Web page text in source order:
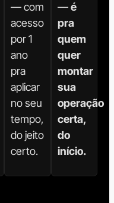
— com
acesso
por 1
ano
pra
aplicar
no seu
tempo,
do jeito
certo.
—é
pra
quem
quer
montar
sua
operação
certa,
do
início.